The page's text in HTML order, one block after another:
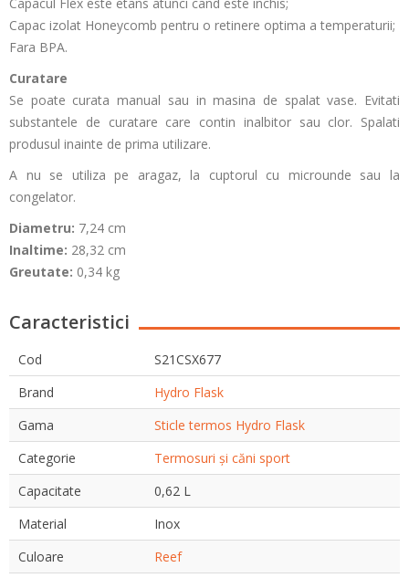
Capac izolat Honeycomb pentru o retinere optima a temperaturii;
Fara BPA.
Curatare
Se poate curata manual sau in masina de spalat vase. Evitati
substantele de curatare care contin inalbitor sau clor. Spalati
produsul inainte de prima utilizare.
A nu se utiliza pe aragaz, la cuptorul cu microunde sau la
congelator.
Diametru: 7,24 cm
Inaltime: 28,32 cm
Greutate: 0,34 kg
Caracteristici
Cod
S21CSX677
Brand
Hydro Flask
Gama
Sticle termos Hydro Flask
Categorie
Termosuri și căni sport
Capacitate
0,62 L
Material
Inox
Culoare
Reef